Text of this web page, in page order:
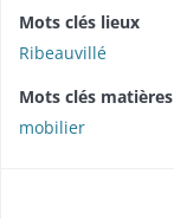
Mots clés lieux
Ribeauvillé
Mots clés matières
mobilier